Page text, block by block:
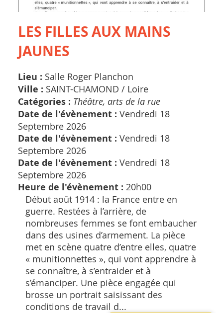
LES FILLES AUX MAINS
JAUNES
Lieu : Salle Roger Planchon
Ville : SAINT-CHAMOND / Loire
Catégories : Théâtre, arts de la rue
Date de l'évènement : Vendredi 18
Septembre 2026
Date de l'évènement : Vendredi 18
Septembre 2026
Date de l'évènement : Vendredi 18
Septembre 2026
Heure de l'évènement : 20h00
Début août 1914 : la France entre en
guerre. Restées à l’arrière, de
nombreuses femmes se font embaucher
dans des usines d’armement. La pièce
met en scène quatre d’entre elles, quatre
« munitionnettes », qui vont apprendre à
se connaître, à s’entraider et à
s’émanciper. Une pièce engagée qui
brosse un portrait saisissant des
conditions de travail d...